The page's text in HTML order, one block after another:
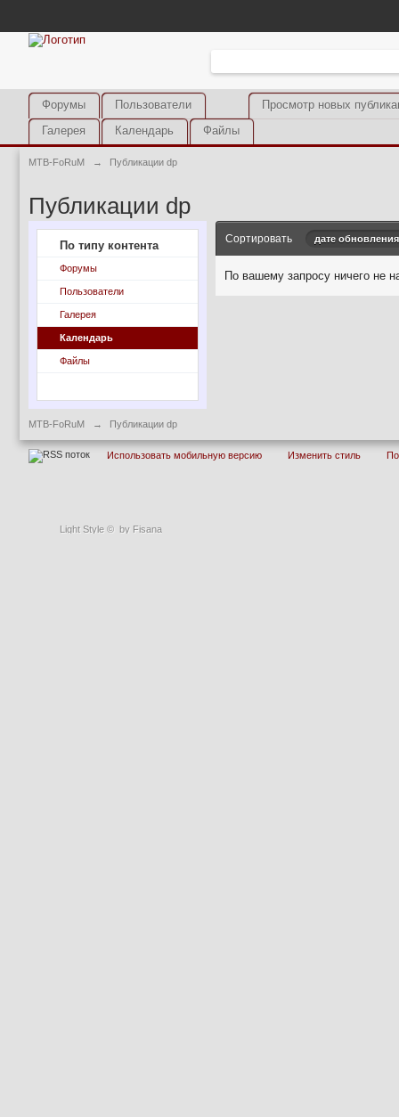
Light Style © by Fisana
Просмотр новых
Форумы
Пользователи
Галерея
Календарь Файлы
MTB-FoRuM → Публикации dp
Публикации dp
По типу контента
Форумы
Пользователи
Галерея
Календарь
Файлы
Сортировать дате обновления
По вашему запросу ничего не
MTB-FoRuM → Публикации dp
Использовать мобильную версию Изменить стиль